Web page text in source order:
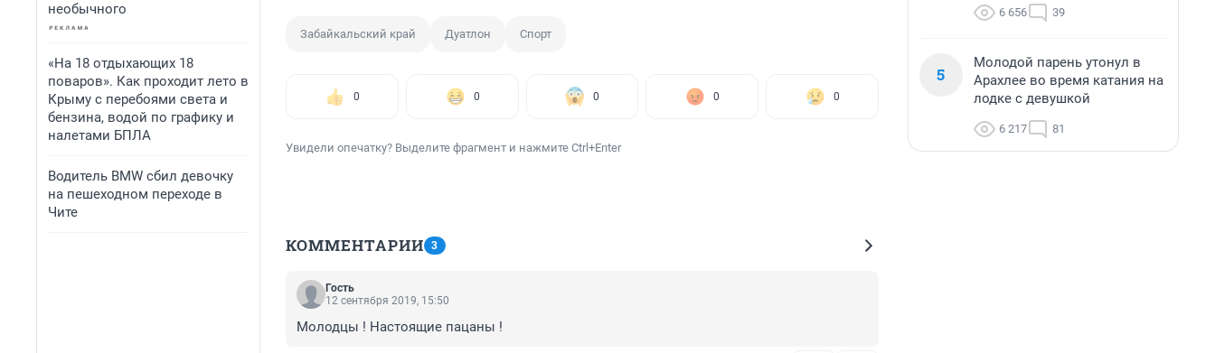
необычного
«На 18 отдыхающих 18
поваров». Как проходит лето в
Крыму с перебоями света и
бензина, водой по графику и
налетами БПЛА
Водитель BMW сбил девочку
на пешеходном переходе в
Чите
Забайкальский край Дуатлон Спорт
0 0 0 0 0
Увидели опечатку? Выделите фрагмент и нажмите Ctrl+Enter
КОММЕНТАРИИ 3
Гость
12 сентября 2019, 15:50
Молодцы ! Настоящие пацаны !
6 656 39
5
Молодой парень утонул в
Арахлее во время катания на
лодке с девушкой
6 217 81